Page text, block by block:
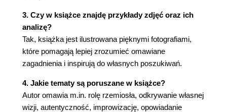
3. Czy w książce znajdę przykłady zdjęć oraz ich
analizę?
Tak, książka jest ilustrowana pięknymi fotografiami,
które pomagają lepiej zrozumieć omawiane
zagadnienia i inspirują do własnych poszukiwań.
4. Jakie tematy są poruszane w książce?
Autor omawia m.in. rolę rzemiosła, odkrywanie własnej
wizji, autentyczność, improwizację, opowiadanie